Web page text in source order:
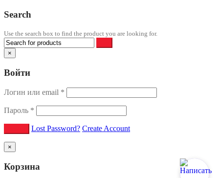
Search
Use the search box to find the product you are looking for.
×
Войти
Логин или email *
Пароль *
Lost Password? Create Account
×
Корзина